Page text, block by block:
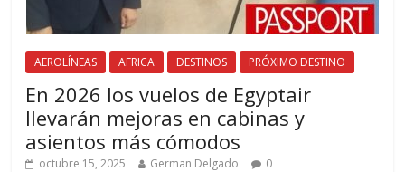
AEROLÍNEAS AFRICA DESTINOS PRÓXIMO DESTINO
En 2026 los vuelos de Egyptair
llevarán mejoras en cabinas y
asientos más cómodos
octubre 15, 2025 German Delgado 0